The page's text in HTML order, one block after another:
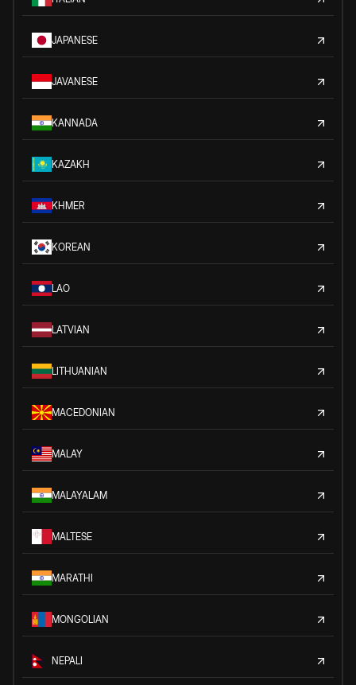
JAPANESE
JAVANESE
KANNADA
KAZAKH
KHMER
KOREAN
LAO
LATVIAN
LITHUANIAN
MACEDONIAN
MALAY
MALAYALAM
MALTESE
MARATHI
MONGOLIAN
NEPALI